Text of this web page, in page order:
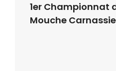
1er Championnat
Mouche